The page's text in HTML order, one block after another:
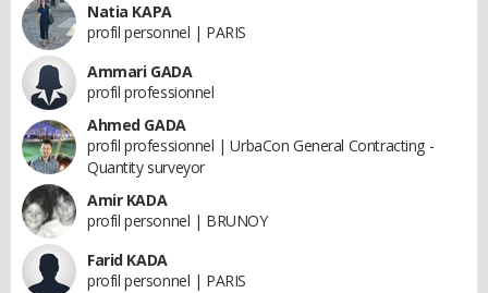
Natia KAPA
profil personnel | PARIS
Ammari GADA
profil professionnel
Ahmed GADA
profil professionnel | UrbaCon General Contracting -
Quantity surveyor
Amir KADA
profil personnel | BRUNOY
Farid KADA
profil personnel | PARIS